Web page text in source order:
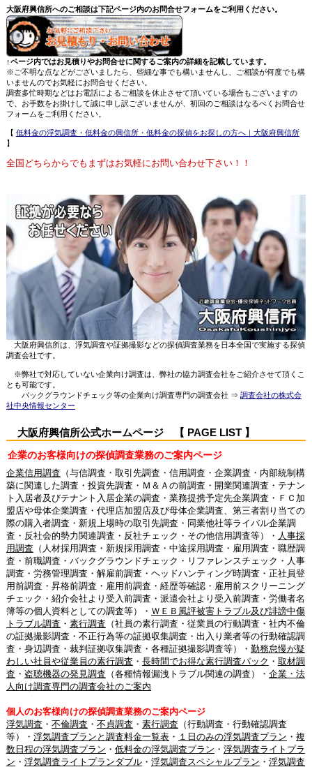
大阪府興信所へのご相談は下記ページ内のお問合せフォームをご利用ください。
↑ページ内ではお見積りやお問合せに関するご案内の詳細を記載しています。
※ご不明な点などがございましたら、些細な事でも構いませんし、ご相談が何度でも構
いませんのでお気軽にお問合せください。
調査多忙時期などはお電話によるご相談を休止させて頂いている場合もございますの
で、お手数をお掛けして誠に申し訳ございませんが、初回のご相談はなるべくお問合せ
フォームをご利用ください。
【 低料金の浮気調査・低料金の興信所・低料金の探偵をお探しの方へ｜大阪府興信所
】
全国どちらからでもまずはお気軽にお問い合わせ下さい！！
大阪府興信所は、浮気調査や証拠撮影などの探偵調査業務を日本全国で実施する探偵
調査会社です。
※弊社で対応していない企業向け調査は、弊社の協力調査会社をご紹介させて頂くこ
とも可能です。
バックグラウンドチェック等の企業向け調査専門の調査会社 ⇒ 調査会社の株式会
社中央情報センター
大阪府興信所公式ホームページ 【 PAGE LIST 】
企業のお客様向けの探偵調査業務のご案内ページ
企業信用調査 （与信調査・取引先調査・信用調査・企業調査・内部統制構
築に関連した調査・投資先調査・Ｍ＆Ａの前調査・開業関連調査・テナン
ト入居者及びテナント入居企業の調査・業務提携予定先企業調査・ＦＣ加
盟店や母体企業調査・代理店加盟店及び母体企業調査、第三者割り当ての
際の購入者調査・新規上場時の取引先調査・同業他社等ライバル企業調
査・反社会的勢力関連調査・反社チェック・その他信用調査等）・ 人事採
用調査 （人材採用調査・新規採用調査・中途採用調査・雇用調査・職歴調
査・前職調査・バックグラウンドチェック・リファレンスチェック・人事
調査・労務管理調査・解雇前調査・ヘッドハンティング時調査・正社員登
用前調査・昇格前調査・雇用前調査・経歴等確認・雇用前スクリーニング
チェック・紹介会社より受入前調査・派遣会社より受入前調査・労働者名
簿等の個人資料としての調査等）・ ＷＥＢ風評被害トラブル及び誹謗中傷
トラブル調査 ・ 素行調査 （社員の素行調査・従業員の行動調査・社内不倫
の証拠撮影調査・不正行為等の証拠収集調査・出入り業者等の行動確認調
査・身辺調査・裁判証拠収集調査・各種証拠撮影調査等）・ 勤務怠慢が疑
わしい社員や従業員の素行調査 ・ 長時間でお得な素行調査パック ・ 取材調
査 ・ 盗聴機器の発見調査 （各種情報漏洩トラブル関連の調査）・ 企業・法
人向け調査専門の調査会社のご案内
個人のお客様向けの探偵調査業務のご案内ページ
浮気調査 ・ 不倫調査 ・ 不貞調査 ・ 素行調査 （行動調査・行動確認調査
等）・ 浮気調査プランと調査料金一覧表・ １日のみの浮気調査プラン ・ 複
数日程の浮気調査プラン ・ 低料金の浮気調査プラン ・ 浮気調査ライトプラ
ン ・ 浮気調査ライトプランダブル・ 浮気調査スペシャルプラン ・ 浮気調査